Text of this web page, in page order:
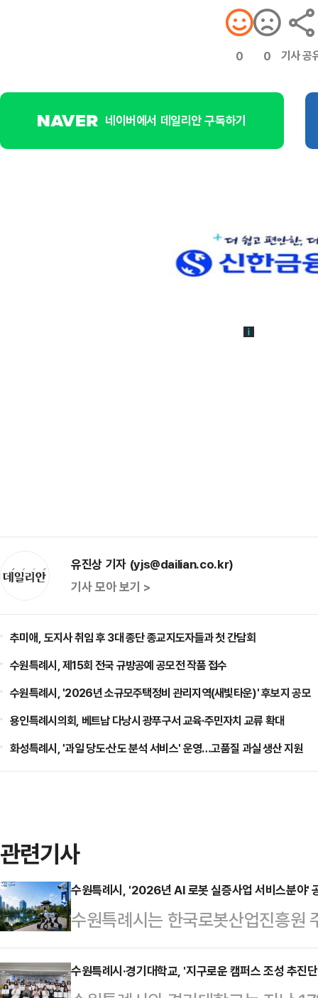
0 0 기사 공
네이버에서 데일리안 구독하기
유진상 기자 (yjs@dailian.co.kr)
기사 모아 보기 >
추미애, 도지사 취임 후 3대 종단 종교지도자들과 첫 간담회
수원특례시, 제15회 전국 규방공예 공모전 작품 접수
수원특례시, '2026년 소규모주택정비 관리지역(새빛타운)' 후보지 공모
용인특례시의회, 베트남 다낭시 광푸구서 교육·주민자치 교류 확대
화성특례시, '과일 당도·산도 분석 서비스' 운영…고품질 과실 생산 지원
관련기사
수원특례시, '2026년 AI 로봇 실증사업 서비스분야'
수원특례시는 한국로봇산업진흥
업(서비스 분야)' 공모에 선정돼 국
㈜이지에이아이, ㈜이롭로보틱스
수원특례시·경기대학교, '지구로운 캠퍼스 조성 추진